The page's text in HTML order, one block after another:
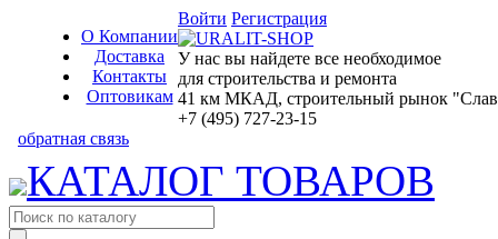
О Компании
Доставка
Контакты
Оптовикам
Войти Регистрация
У нас вы найдете все необходимое
для строительства и ремонта
41 км МКАД, строительный рынок
+7 (495) 727-23-15
обратная связь
КАТАЛОГ ТОВАРОВ